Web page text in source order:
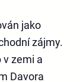
jako
zájmy.
v zemi a
Davora